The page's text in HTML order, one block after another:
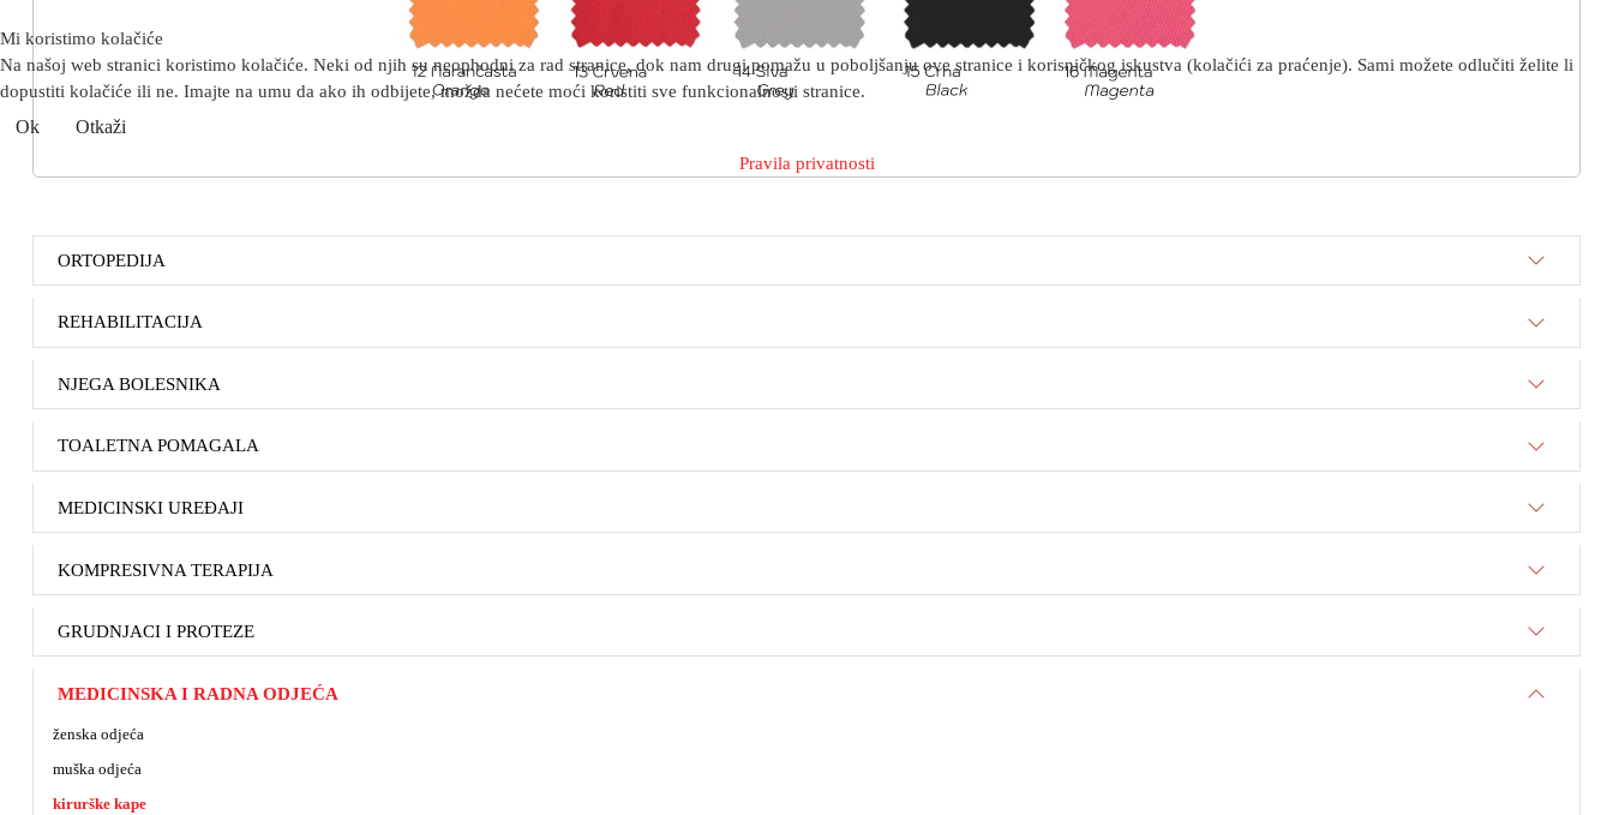
ORTOPEDIJA
REHABILITACIJA
NJEGA BOLESNIKA
TOALETNA POMAGALA
MEDICINSKI UREĐAJI
KOMPRESIVNA TERAPIJA
GRUDNJACI I PROTEZE
MEDICINSKA I RADNA ODJEĆA
ženska odjeća
muška odjeća
kirurške kape
Mi koristimo kolačiće
Na našoj web stranici koristimo kolačiće. Neki od njih su neophodni za rad stranice, dok nam drugi pomažu u poboljšanju ove stranice i korisničkog iskustva (kolačići za praćenje). Sami možete odlučiti želite li
dopustiti kolačiće ili ne. Imajte na umu da ako ih odbijete, možda nećete moći koristiti sve funkcionalnosti stranice.
Ok Otkaži
Pravila privatnosti